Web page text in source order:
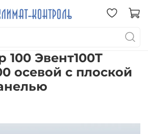
100 Эвент100T
осевой с плоской